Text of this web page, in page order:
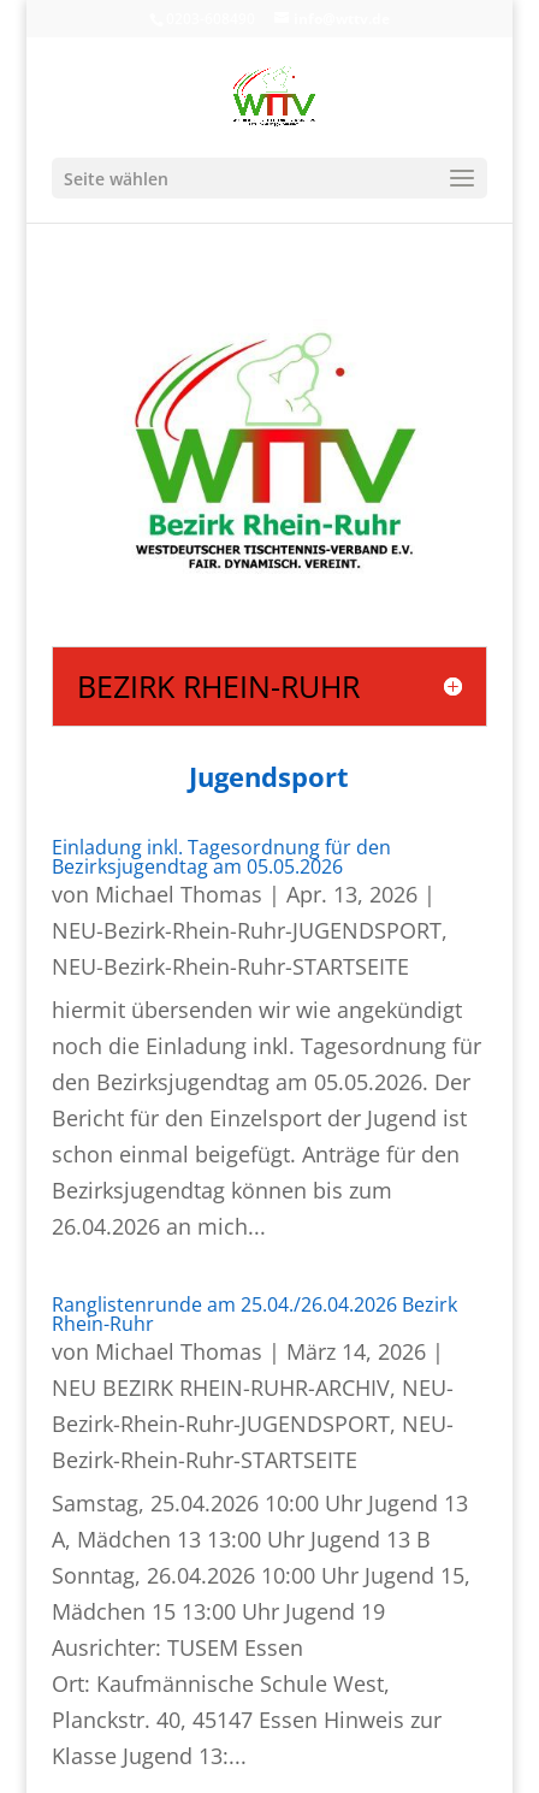
Seite wählen
BEZIRK RHEIN-RUHR
Jugendsport
Einladung inkl. Tagesordnung für den
Bezirksjugendtag am 05.05.2026
von Michael Thomas | Apr. 13, 2026|
NEU-Bezirk-Rhein-Ruhr-JUGENDSPORT,
NEU-Bezirk-Rhein-Ruhr-STARTSEITE
hiermit übersenden wir wie angekündigt
noch die Einladung inkl. Tagesordnung für
den Bezirksjugendtag am 05.05.2026. Der
Bericht für den Einzelsport der Jugend ist
schon einmal beigefügt. Anträge für den
Bezirksjugendtag können bis zum
26.04.2026 an mich...
Ranglistenrunde am 25.04./26.04.2026 Bezirk
Rhein-Ruhr
von Michael Thomas | März 14, 2026|
NEU BEZIRK RHEIN-RUHR-ARCHIV, NEU-
Bezirk-Rhein-Ruhr-JUGENDSPORT, NEU-
Bezirk-Rhein-Ruhr-STARTSEITE
Samstag, 25.04.2026 10:00 Uhr Jugend 13
A, Mädchen 13 13:00 Uhr Jugend 13 B
Sonntag, 26.04.2026 10:00 Uhr Jugend 15,
Mädchen 15 13:00 Uhr Jugend 19
Ausrichter: TUSEM Essen
Ort: Kaufmännische Schule West,
Planckstr. 40, 45147 Essen Hinweis zur
Klasse Jugend 13:...